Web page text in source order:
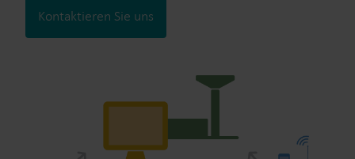
Kontaktieren Sie uns